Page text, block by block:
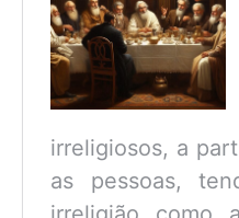
irreligiosos, a
as pessoas,